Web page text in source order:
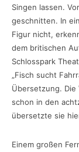
Singen lassen.
geschnitten. In
Figur nicht,
dem britischen
Schlosspark
„Fisch sucht
Übersetzung. Die
schon in den
übersetzte sie
Einem großen